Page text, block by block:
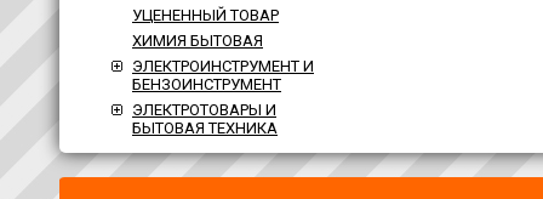
УЦЕНЕННЫЙ ТОВАР
ХИМИЯ БЫТОВАЯ
ЭЛЕКТРОИНСТРУМЕНТ И
БЕНЗОИНСТРУМЕНТ
ЭЛЕКТРОТОВАРЫ И
БЫТОВАЯ ТЕХНИКА